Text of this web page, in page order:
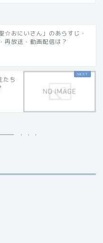
☆おにいさん」のあらすじ・
再放送・動画配信は？
たち